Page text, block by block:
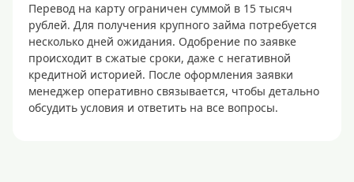
Перевод на карту ограничен суммой в 15 тысяч
рублей. Для получения крупного займа потребуется
несколько дней ожидания. Одобрение по заявке
происходит в сжатые сроки, даже с негативной
кредитной историей. После оформления заявки
менеджер оперативно связывается, чтобы детально
обсудить условия и ответить на все вопросы.